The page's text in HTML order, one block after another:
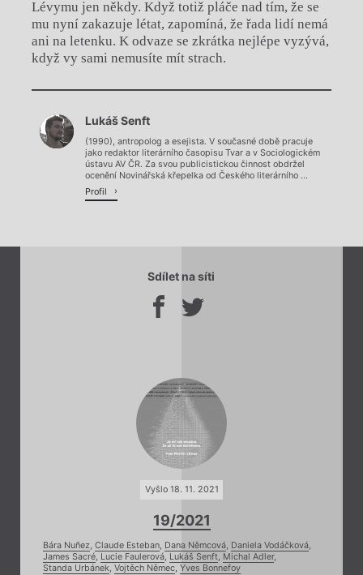
Lévymu jen někdy. Když totiž pláče nad tím, že se
mu nyní zakazuje létat, zapomíná, že řada lidí nemá
ani na letenku. K odvaze se zkrátka nejlépe vyzývá,
když vy sami nemusíte mít strach.
Chviličku.
Lukáš Senft
(1990), antropolog a esejista. V současné době pracuje
jako redaktor literárního časopisu Tvar a v Sociologickém
ústavu AV ČR. Za svou publicistickou činnost obdržel
ocenění Novinářská křepelka od Českého literárního ...
Profil
Sdílet na síti
Vyšlo 18. 11. 2021
19/2021
Bára Nuñez, Claude Esteban, Dana Němcová, Daniela Vodáčková,
James Sacré, Lucie Faulerová, Lukáš Senft, Michal Adler,
Standa Urbánek, Vojtěch Němec, Yves Bonnefoy